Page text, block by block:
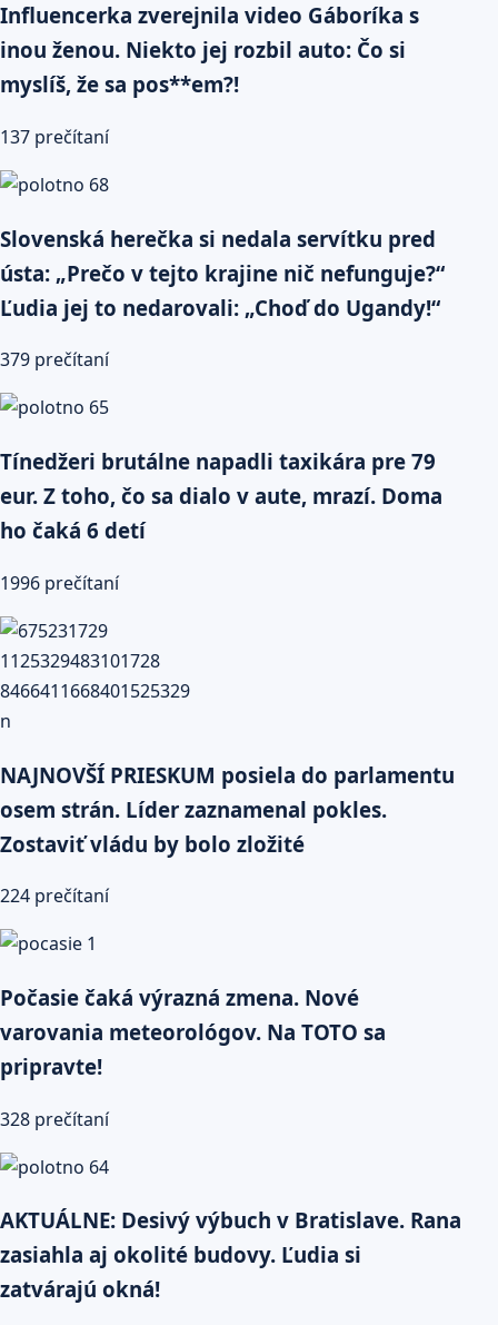
Influencerka zverejnila video Gáboríka s
inou ženou. Niekto jej rozbil auto: Čo si
myslíš, že sa pos**em?!
137 prečítaní
Slovenská herečka si nedala servítku pred
ústa: „Prečo v tejto krajine nič nefunguje?“
Ľudia jej to nedarovali: „Choď do Ugandy!“
379 prečítaní
Tínedžeri brutálne napadli taxikára pre 79
eur. Z toho, čo sa dialo v aute, mrazí. Doma
ho čaká 6 detí
1996 prečítaní
NAJNOVŠÍ PRIESKUM posiela do parlamentu
osem strán. Líder zaznamenal pokles.
Zostaviť vládu by bolo zložité
224 prečítaní
Počasie čaká výrazná zmena. Nové
varovania meteorológov. Na TOTO sa
pripravte!
328 prečítaní
AKTUÁLNE: Desivý výbuch v Bratislave. Rana
zasiahla aj okolité budovy. Ľudia si
zatvárajú okná!